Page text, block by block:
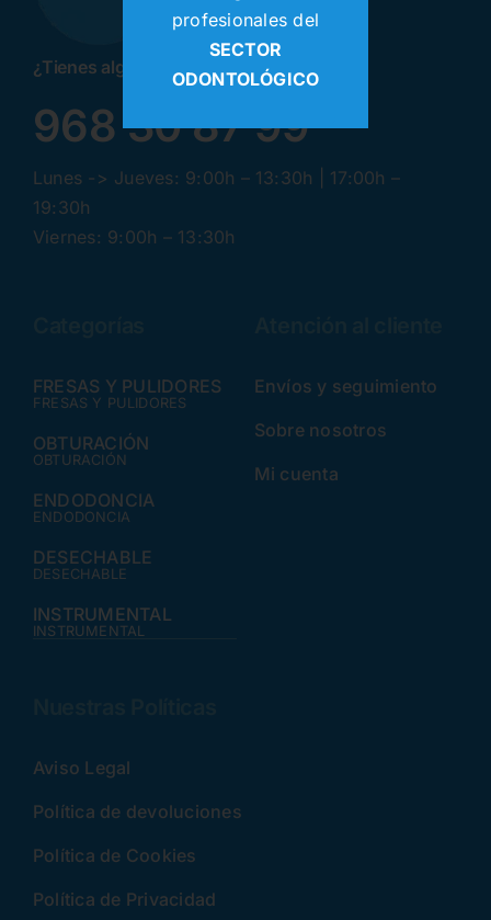
¿Tienes alguna pregunta? ¡Llamanos!
968 30 87 99
Lunes -> Jueves: 9:00h – 13:30h | 17:00h –
19:30h
Viernes: 9:00h – 13:30h
FRESAS Y PULIDORES
FRESAS Y PULIDORES
OBTURACIÓN
OBTURACIÓN
ENDODONCIA
ENDODONCIA
DESECHABLE
DESECHABLE
INSTRUMENTAL
INSTRUMENTAL
Envíos y seguimiento
Sobre nosotros
Mi cuenta
Aviso Legal
Política de devoluciones
Política de Cookies
Política de Privacidad
profesionales del
SECTOR
ODONTOLÓGICO